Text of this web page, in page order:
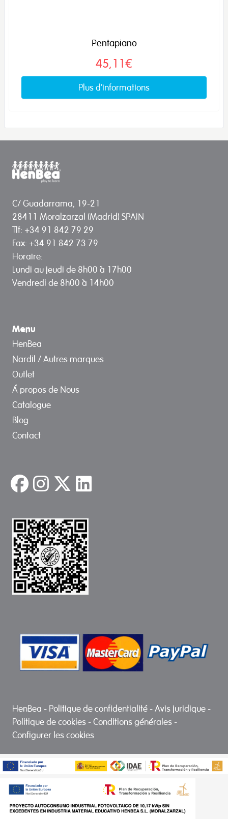
Pentapiano
45,11€
Plus d'informations
C/ Guadarrama, 19-21
28411 Moralzarzal (Madrid) SPAIN
Tlf: +34 91 842 79 29
Fax: +34 91 842 73 79
Horaire:
Lundi au jeudi de 8h00 à 17h00
Vendredi de 8h00 à 14h00
Menu
HenBea
Nardil / Autres marques
Outlet
Á propos de Nous
Catalogue
Blog
Contact
HenBea - Politique de confidentialité -Avis juridique -
Politique de cookies -Conditions générales -
Configurer les cookies